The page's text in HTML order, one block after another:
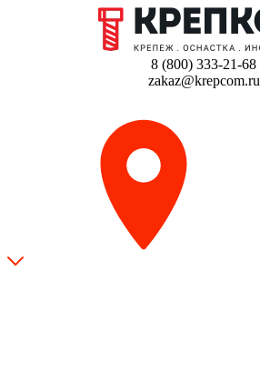
8 (800) 333-21-68
zakaz@krepcom.ru